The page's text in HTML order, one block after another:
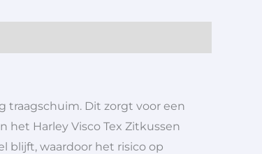
traagschuim. Dit zorgt voor een
Harley Visco Tex Zitkussen
blijft, waardoor het risico op